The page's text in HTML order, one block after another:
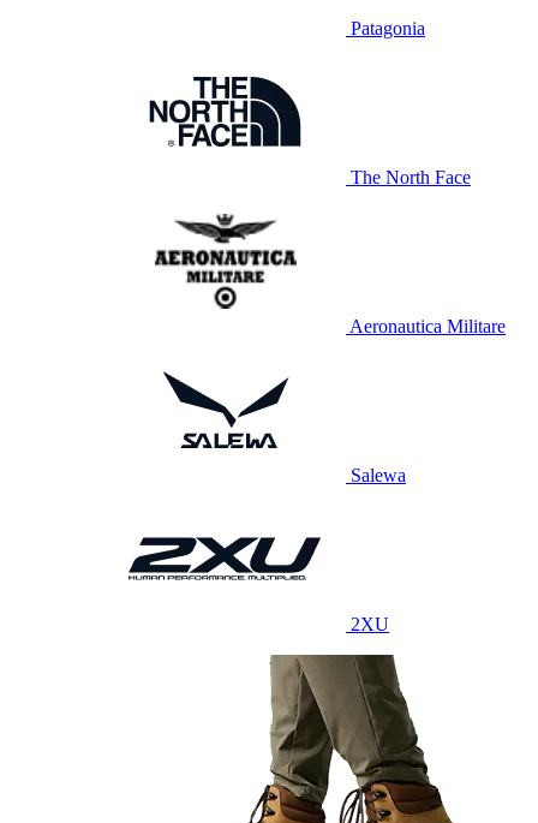
Patagonia
The North Face
Aeronautica Militare
Salewa
2XU